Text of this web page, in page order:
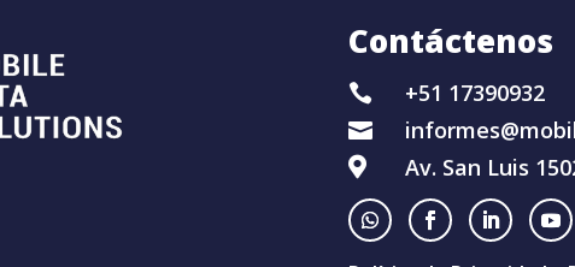
Contáctenos
 +51 17390932

 Av. San Luis